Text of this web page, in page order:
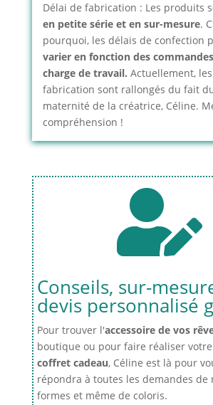
Délai de fabrication : Les produits
en petite série et en sur-mesure.
pourquoi, les délais de confection
varier en fonction des
charge de travail. Actuellement,
fabrication sont rallongés du fait
maternité de la créatrice, Céline.
compréhension !

Conseils, sur-
devis personnalisé
Pour trouver l'accessoire de vos
boutique ou pour faire réaliser votre
coffret cadeau, Céline est là pour
répondra à toutes les demandes de
formes et même de coloris.